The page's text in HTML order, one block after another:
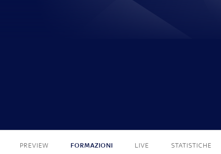
PREVIEW FORMAZIONI LIVE STATISTICHE